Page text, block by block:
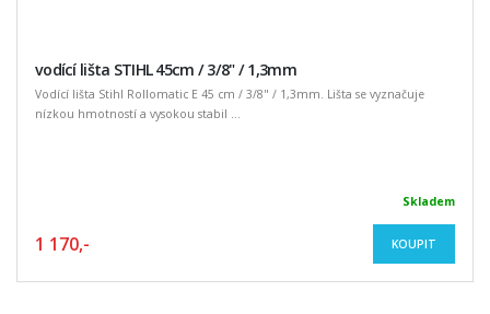
vodící lišta STIHL 45cm / 3/8" / 1,3mm
Vodící lišta Stihl Rollomatic E 45 cm / 3/8" / 1,3mm. Lišta se vyznačuje
nízkou hmotností a vysokou stabil ...
Skladem
1 170,- KOUPIT